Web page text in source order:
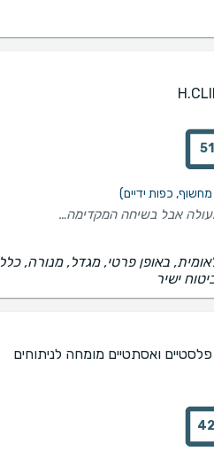
הטיפול והיחס במקום היה מעולה אבל בשיחה המקדימה קיבלתי אינפורמציה שגויה לגבי ההחזר שאקבל מהביטוח ורק על סמך זה קבעתי את התור, כשבפועל במקום עצמו נאמר לי שאני לא יכולה לקבל את ההחזר כפי שאמרו לי טרם הטיפול אשמח למענה
באופן פרטי, מגדל, מנורה, כלל
ישיר
ואסתטיים מומחה לניתוחים